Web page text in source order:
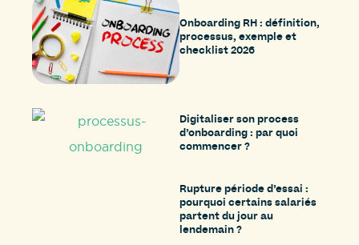
Onboarding RH : définition,
processus, exemple et
checklist 2026
Digitaliser son process
d’onboarding : par quoi
commencer ?
Rupture période d’essai :
pourquoi certains salariés
partent du jour au
lendemain ?